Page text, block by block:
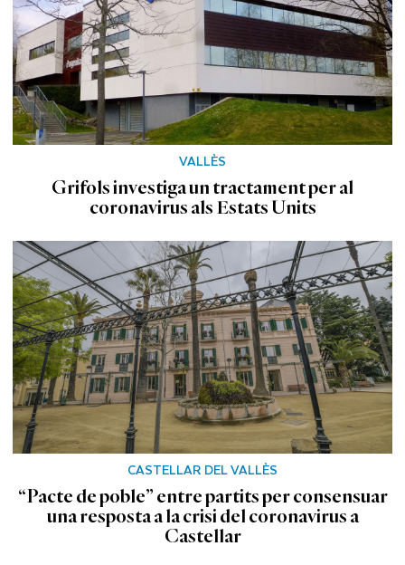
VALLÈS
Grifols investiga un tractament per al
coronavirus als Estats Units
CASTELLAR DEL VALLÈS
“Pacte de poble” entre partits per consensuar
una resposta a la crisi del coronavirus a
Castellar